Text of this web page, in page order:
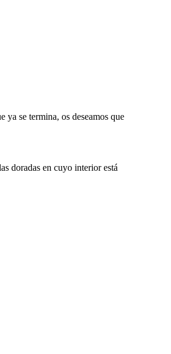
ya se termina, os deseamos que
doradas en cuyo interior está